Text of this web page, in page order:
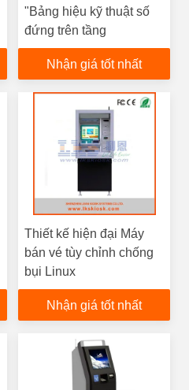
"Bảng hiệu kỹ thuật số
đứng trên tầng
Nhận giá tốt nhất
Thiết kế hiện đại Máy
bán vé tùy chỉnh chống
bụi Linux
Nhận giá tốt nhất